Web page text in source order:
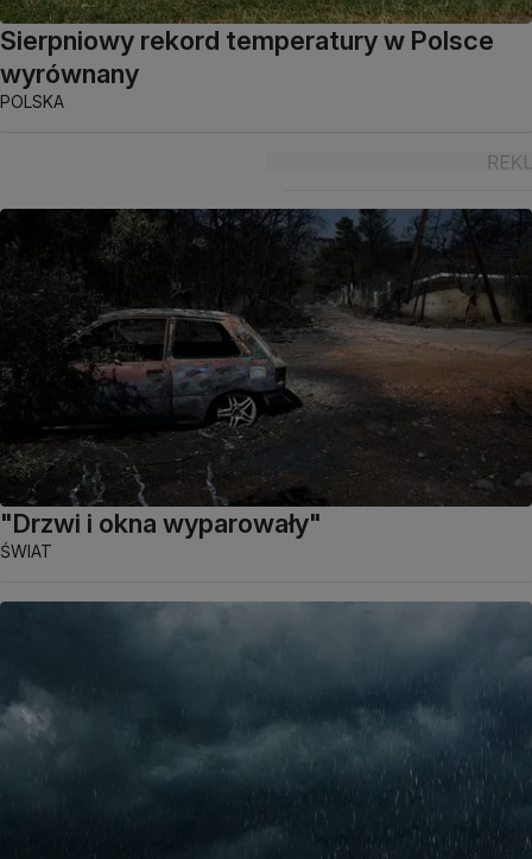
Sierpniowy rekord temperatury w Polsce
wyrównany
POLSKA
"Drzwi i okna wyparowały"
ŚWIAT